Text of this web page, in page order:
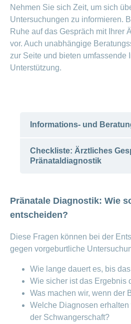
Nehmen Sie sich Zeit, um sich
Untersuchungen zu informieren.
Ruhe auf das Gespräch mit Ihrer
vor. Auch unabhängige
zur Seite und bieten umfassende
Unterstützung.
Informations- und
Sexuelle Gesundheit
kritische Information
Diagnostik
Appella: Anlaufstelle
Verhütung,
Pränatale Diagnostik,
Kinderwunsch und
Profamilia:
Sexualität,
Partnerschaft
Checkliste: Ärztliches
Pränataldiagnostik
Checkliste: Ärztliches
Pränataldiagnostik
Pränatale Diagnostik: Wie
entscheiden?
Diese Fragen können bei der
gegen vorgeburtliche
Wie lange dauert es, bis
Wie sicher ist das Ergebnis
Was machen wir, wenn der
Welche Diagnosen
der Schwangerschaft?